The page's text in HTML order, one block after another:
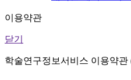
이용약관
닫기
학술연구정보서비스 이용약관